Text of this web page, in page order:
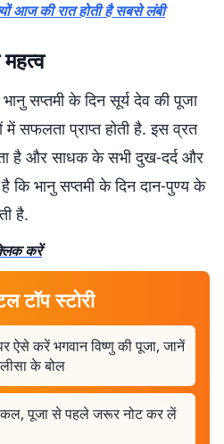
आज की रात होती है सबसे लंबी
महत्व
सप्तमी के दिन सूर्य देव की पूजा
सफलता प्राप्त होती है. इस व्रत
है और साधक के सभी दुख-दर्द और
है कि भानु सप्तमी के दिन दान-पुण्य के
है.
करें
टॉप स्टोरी
ऐसे करें भगवान विष्णु की पूजा, जानें
के बोल
कल, पूजा से पहले जरूर नोट कर लें